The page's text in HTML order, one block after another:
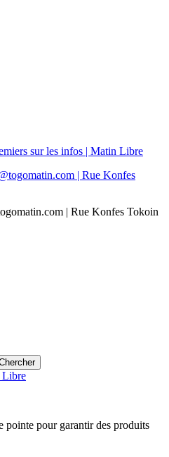
sur les infos | Matin Libre
| Rue Konfes Tokoin
pour garantir des produits